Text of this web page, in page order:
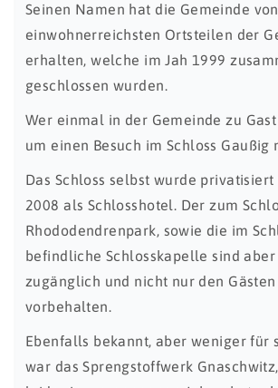
Seinen Namen hat die Gemeinde
einwohnerreichsten Ortsteilen der
erhalten, welche im Jah 1999
geschlossen wurden.
Wer einmal in der Gemeinde zu
um einen Besuch im Schloss Gaußig
Das Schloss selbst wurde
2008 als Schlosshotel. Der zum
Rhododendrenpark, sowie die im
befindliche Schlosskapelle sind
zugänglich und nicht nur den
vorbehalten.
Ebenfalls bekannt, aber weniger für
war das Sprengstoffwerk